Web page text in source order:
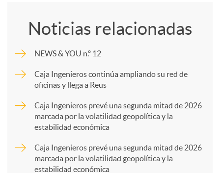
p
a
Noticias relacionadas
NEWS & YOU n.º 12
Caja Ingenieros continúa ampliando su red de
oficinas y llega a Reus
Caja Ingenieros prevé una segunda mitad de 2026
marcada por la volatilidad geopolítica y la
estabilidad económica
Caja Ingenieros prevé una segunda mitad de 2026
marcada por la volatilidad geopolítica y la
estabilidad económica